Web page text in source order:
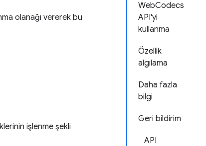
WebCodecs
API'yi
kullanma
Özellik
algılama
Daha fazla
bilgi
Geri bildirim
API
olanağı vererek bu
işlenme şekli